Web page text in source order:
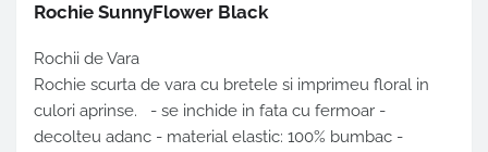
Rochie SunnyFlower Black
Rochii de Vara
Rochie scurta de vara cu bretele si imprimeu floral in
culori aprinse. - se inchide in fata cu fermoar -
decolteu adanc - material elastic: 100% bumbac -